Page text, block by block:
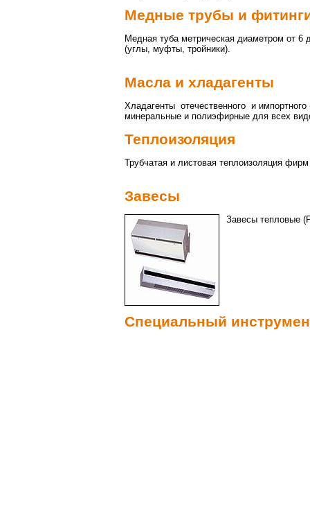
Медные трубы и
Медная туба метрическая диаметром от
(углы, муфты, тройники).
Масла и хладагенты
Хладагенты отечественного и
минеральные и полиэфирные для всех
Теплоизоляция
Трубчатая и листовая теплоизоляция
Завесы
Завесы тепловые
Специальный